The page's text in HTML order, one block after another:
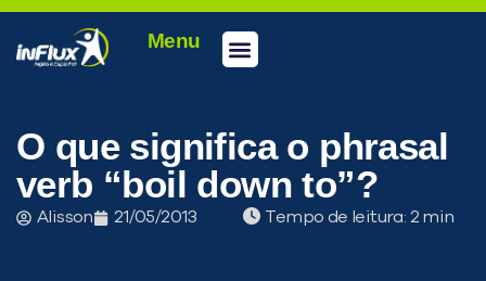
Menu
O que significa o phrasal
verb “boil down to”?
Alisson 21/05/2013 Tempo de leitura: